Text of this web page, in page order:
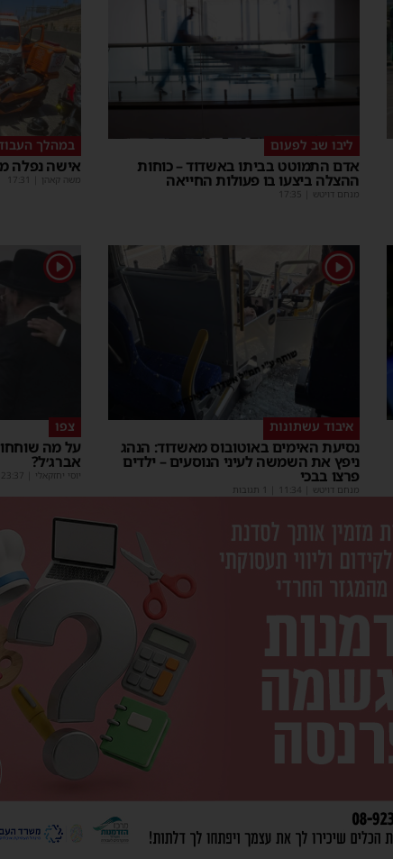
ליבו שב לפעום
אדם התמוטט בביתו באשדוד – כוחות
ההצלה ביצעו בו פעולות החייאה
מנחם דויטש 17:35
במהלך
אישה נפלה
משה קאהן 17:31
1
איבוד עשתונות
נסיעת האימים באוטובוס מאשדוד: הנהג
ניפץ את השמשה לעיני הנוסעים – ילדים
פרצו בבכי
מנחם דויטש 11:34
1
צפו
על מה
אברג׳ל?
יוסי יחזקאלי 23:37